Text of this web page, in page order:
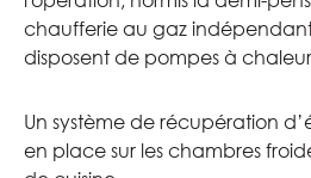
chaufferie au gaz
disposent de pompes à
Un système de récupération
en place sur les chambres